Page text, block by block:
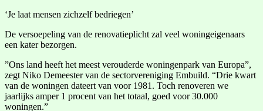
‘Je laat mensen zichzelf bedriegen’
De versoepeling van de renovatieplicht zal veel woningeigenaars
een kater bezorgen.
​”Ons land heeft het meest verouderde woningenpark van Europa”,
zegt Niko Demeester van de sectorvereniging Embuild. “Drie kwart
van de woningen dateert van voor 1981. Toch renoveren we
jaarlijks amper 1 procent van het totaal, goed voor 30.000
woningen.”